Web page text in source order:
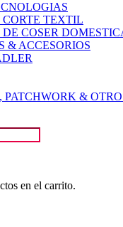
TEXTIL
COSER
& ACCESORIOS
PATCHWORK &
en el carrito.